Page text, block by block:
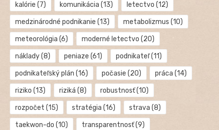
kalórie (7) komunikácia (13) letectvo (12)
medzinárodné podnikanie (13) metabolizmus (10)
meteorológia (6) moderné letectvo (20)
náklady(8) peniaze (61) podnikateľ(11)
podnikateľský plán (16) počasie (20) práca (14)
riziko (13) riziká (8) robustnosť(10)
rozpočet (15) stratégia (16) strava (8)
taekwon-do (10) transparentnosť(9)